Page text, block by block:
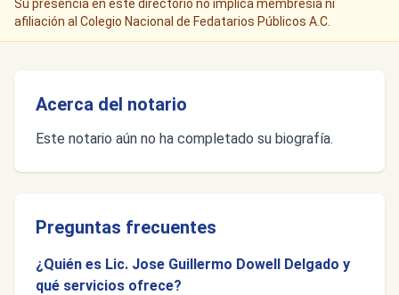
Su presencia en este directorio no implica membresía ni
afiliación al Colegio Nacional de Fedatarios Públicos A.C.
Acerca del notario
Este notario aún no ha completado su biografía.
Preguntas frecuentes
¿Quién es Lic. Jose Guillermo Dowell Delgado y
qué servicios ofrece?